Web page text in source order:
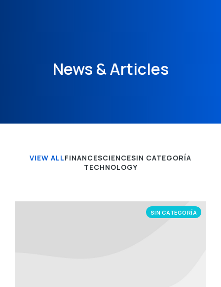
News & Articles
VIEW ALLFINANCESCIENCESIN CATEGORÍA
TECHNOLOGY
SIN CATEGORÍA